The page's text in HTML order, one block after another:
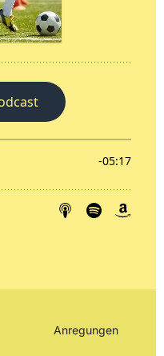
Anregungen